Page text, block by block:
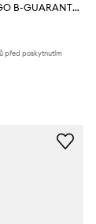
Pásek Diesel DIESEL LOGO B-GUARANTEE-A belt
před poskytnutím